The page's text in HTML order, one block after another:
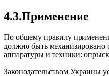
4.3.Применение
По общему правилу
должно быть
аппаратуры и техники:
Законодательством Украины